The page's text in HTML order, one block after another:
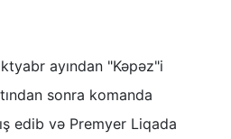
ayından "Kəpəz"i
sonra komanda
edib və Premyer Liqada